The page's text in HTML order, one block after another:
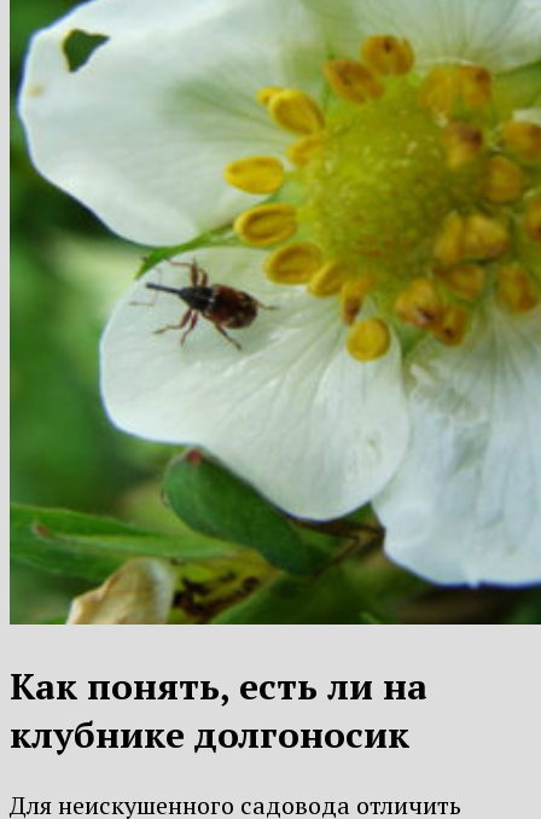
Как понять, есть ли на
клубнике долгоносик
Для неискушенного садовода отличить